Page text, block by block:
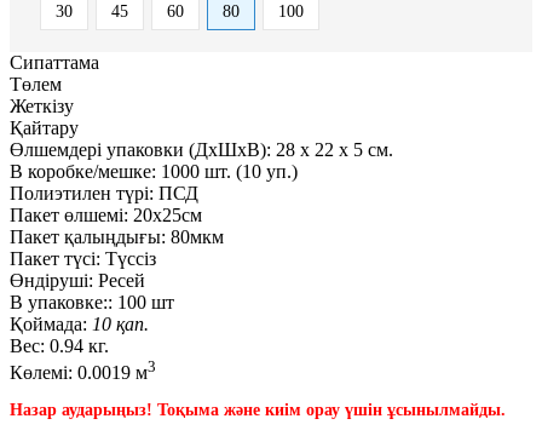
30 45 60 80 100
Сипаттама
Төлем
Жеткізу
Қайтару
Өлшемдері упаковки (ДxШxВ): 28 x 22 x 5 см.
В коробке/мешке: 1000 шт. (10 уп.)
Полиэтилен түрі: ПСД
Пакет өлшемі: 20x25см
Пакет қалыңдығы: 80мкм
Пакет түсі: Түссіз
Өндіруші: Ресей
В упаковке:: 100 шт
Қоймада: 10 қап.
Вес: 0.94 кг.
Көлемі: 0.0019 м3
Назар аударыңыз! Тоқыма және киім орау үшін ұсынылмайды.